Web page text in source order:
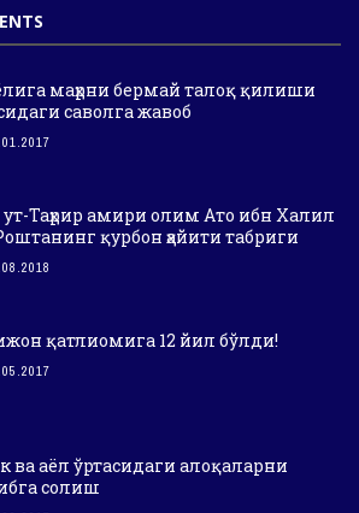
маҳрни бермай талоқ қилиши
саволга жавоб
ут-Таҳрир амири олим Ато ибн Халил
қурбон ҳайити табриги
қатлиомига 12 йил бўлди!
ва аёл ўртасидаги алоқаларни
солиш